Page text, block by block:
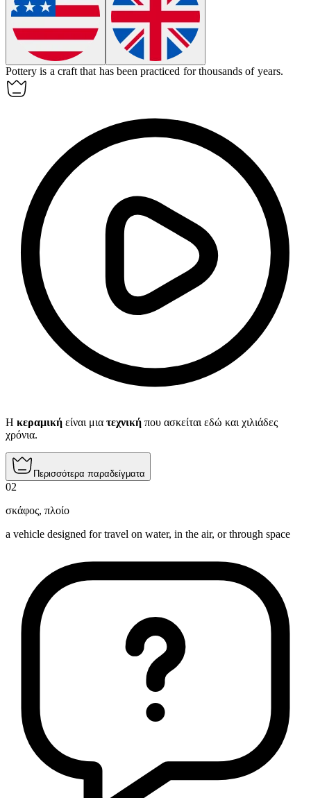
Pottery is a craft that has been practiced for thousands of years.
Η κεραμική είναι μια τεχνική που ασκείται εδώ και χιλιάδες
χρόνια.
Περισσότερα παραδείγματα
02
σκάφος, πλοίο
a vehicle designed for travel on water, in the air, or through space